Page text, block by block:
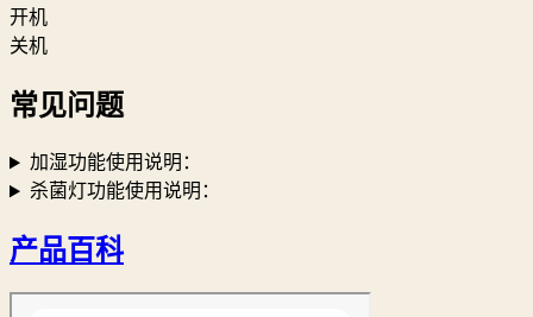
开机
关机
常见问题
加湿功能使用说明：
杀菌灯功能使用说明：
产品百科